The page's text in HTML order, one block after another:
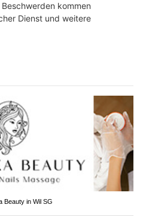
kommen
Dienst und weitere
Beauty in Wil SG